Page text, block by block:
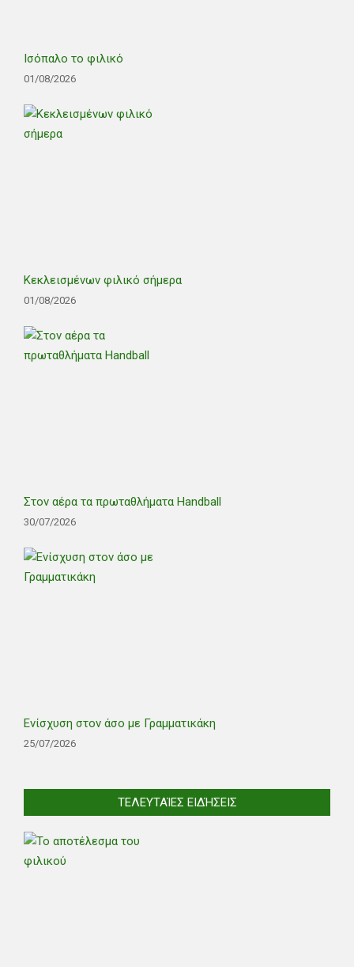
Ισόπαλο το φιλικό
01/08/2026
Κεκλεισμένων φιλικό σήμερα
01/08/2026
Στον αέρα τα πρωταθλήματα Handball
30/07/2026
Ενίσχυση στον άσο με Γραμματικάκη
25/07/2026
ΤΕΛΕΥΤΑΊΕΣ ΕΙΔΉΣΕΙΣ